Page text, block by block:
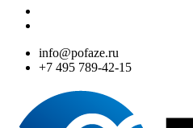
info@pofaze.ru
+7 495 789-42-15